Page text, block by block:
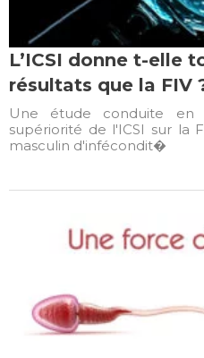
L’ICSI donne t-elle
résultats que la FIV
Une étude conduite en
supériorité de l'ICSI sur la
masculin d'infécondit�